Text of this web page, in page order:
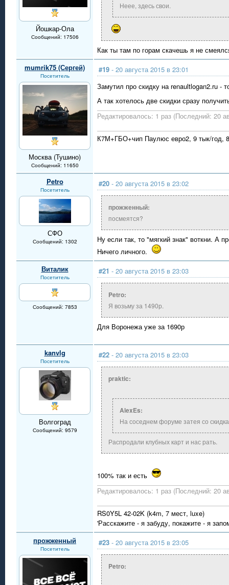
Йошкар-Ола
Сообщений: 17506
Неее, здесь свои.
Как ты там по горам скачешь я не
mumrik75 (Сергей)
Посетитель
Москва (Тушино)
Сообщений: 11650
#19 - 20 августа 2015 в 23:01
Замутил про скидку на renaultlogan2.ru -
А так хотелось две скидки сразу
Редактировалось: 1 раз (Последний: 20
К7М+ГБО+чип Паулюс евро2, 9 тык/год,
Petro
Посетитель
СФО
Сообщений: 1302
#20 - 20 августа 2015 в 23:02
прожженный:
посмеятся?
Ну если так, то "мягкий знак" воткни. А
Ничего личного.
Виталик
Посетитель
Сообщений: 7853
#21 - 20 августа 2015 в 23:03
Petro:
Я возьму за 1490р.
Для Воронежа уже за 1690р
kanvlg
Посетитель
Волгоград
Сообщений: 9579
#22 - 20 августа 2015 в 23:03
praktic:
AlexEs:
На соседнем форуме затея со
Распродали клубных карт и нас рать.
100% так и есть
Редактировалось: 1 раз (Последний: 20
RS0Y5L 42-02K (k4m, 7 мест, luxe)
'Расскажите - я забуду, покажите - я
прожженный
Посетитель
#23 - 20 августа 2015 в 23:05
Petro: